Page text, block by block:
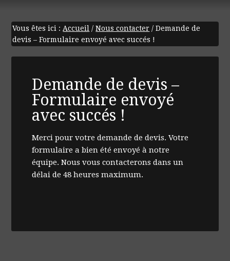
Vous êtes ici :Accueil / Nous contacter / Demande de
devis – Formulaire envoyé avec succés !
Demande de devis –
Formulaire envoyé
avec succés !
Merci pour votre demande de devis. Votre
formulaire a bien été envoyé à notre
équipe. Nous vous contacterons dans un
délai de 48 heures maximum.